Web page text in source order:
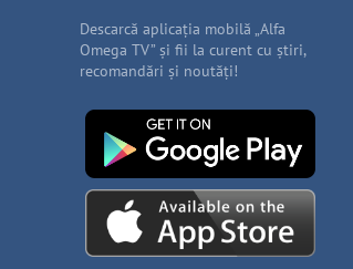
Descarcă aplicația mobilă „Alfa
Omega TV” și fii la curent cu știri,
recomandări și noutăți!